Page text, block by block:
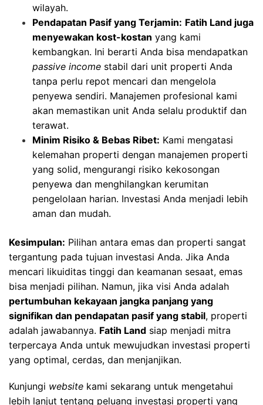
wilayah.
Pendapatan Pasif yang Terjamin: Fatih Land juga
menyewakan kost-kostan yang kami
kembangkan. Ini berarti Anda bisa mendapatkan
passive income stabil dari unit properti Anda
tanpa perlu repot mencari dan mengelola
penyewa sendiri. Manajemen profesional kami
akan memastikan unit Anda selalu produktif dan
terawat.
Minim Risiko & Bebas Ribet: Kami mengatasi
kelemahan properti dengan manajemen properti
yang solid, mengurangi risiko kekosongan
penyewa dan menghilangkan kerumitan
pengelolaan harian. Investasi Anda menjadi lebih
aman dan mudah.
Kesimpulan: Pilihan antara emas dan properti sangat
tergantung pada tujuan investasi Anda. Jika Anda
mencari likuiditas tinggi dan keamanan sesaat, emas
bisa menjadi pilihan. Namun, jika visi Anda adalah
pertumbuhan kekayaan jangka panjang yang
signifikan dan pendapatan pasif yang stabil, properti
adalah jawabannya. Fatih Land siap menjadi mitra
terpercaya Anda untuk mewujudkan investasi properti
yang optimal, cerdas, dan menjanjikan.
Kunjungi website kami sekarang untuk mengetahui
lebih lanjut tentang peluang investasi properti yang